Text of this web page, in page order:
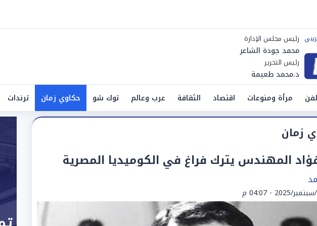
رئيس مجلس الإدارة
محمد جودة الشاعر
رئيس التحرير
د.محمد طعيمة
مرأة ومنوعات اقتصاد الثقافة عرب وعالم توك شو حكاوي زمان ترندات
زمان
المهندس يترك فراغ في الكوميديا المصرية